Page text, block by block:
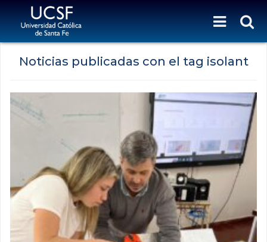
Noticias publicadas con el tag isolant